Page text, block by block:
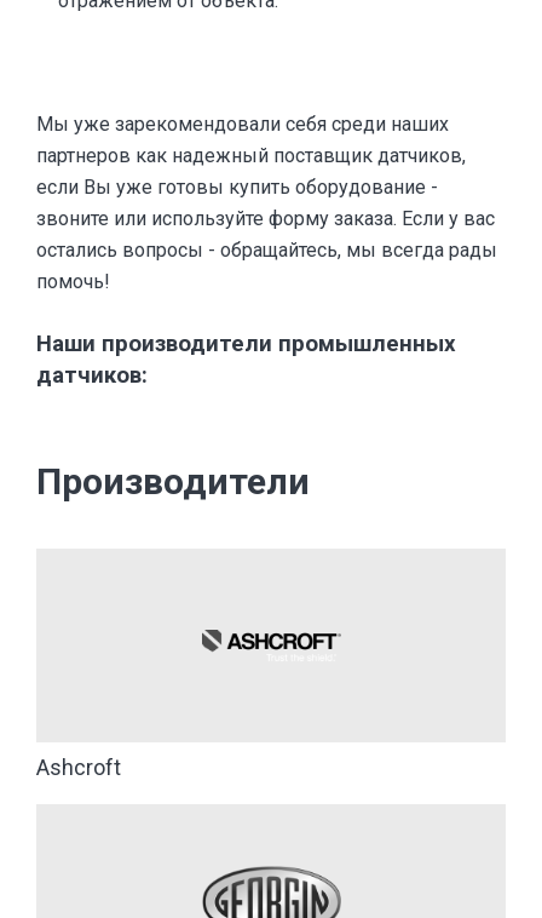
Мы уже зарекомендовали себя среди наших
партнеров как надежный поставщик датчиков,
если Вы уже готовы купить оборудование -
звоните или используйте форму заказа. Если у вас
остались вопросы - обращайтесь, мы всегда рады
помочь!
Наши производители промышленных
датчиков:
Производители
Ashcroft